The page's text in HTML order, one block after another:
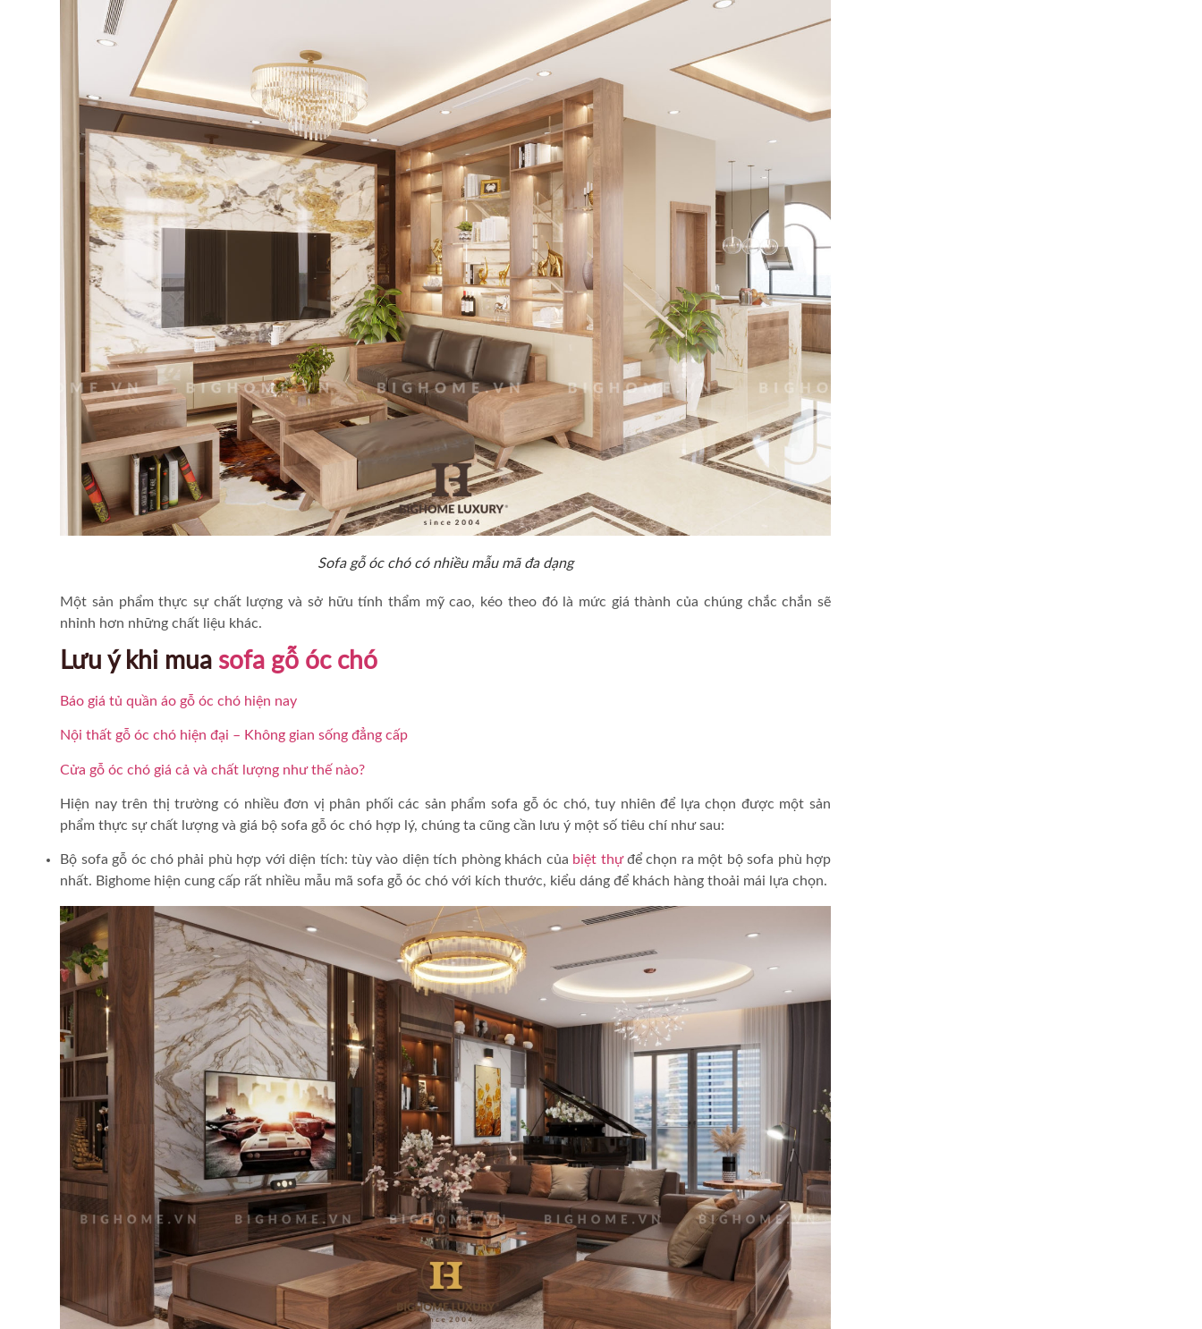
Sofa gỗ óc chó có nhiều mẫu mã đa dạng
Một sản phẩm thực sự chất lượng và sở hữu tính thẩm mỹ cao, kéo theo đó là mức giá thành của chúng chắc chắn sẽ
nhỉnh hơn những chất liệu khác.
Lưu ý khi mua sofa gỗ óc chó
Báo giá tủ quần áo gỗ óc chó hiện nay
Nội thất gỗ óc chó hiện đại – Không gian sống đẳng cấp
Cửa gỗ óc chó giá cả và chất lượng như thế nào?
Hiện nay trên thị trường có nhiều đơn vị phân phối các sản phẩm sofa gỗ óc chó, tuy nhiên để lựa chọn được một sản
phẩm thực sự chất lượng và giá bộ sofa gỗ óc chó hợp lý, chúng ta cũng cần lưu ý một số tiêu chí như sau:
Bộ sofa gỗ óc chó phải phù hợp với diện tích: tùy vào diện tích phòng khách của biệt thựđể chọn ra một bộ sofa phù hợp
nhất. Bighome hiện cung cấp rất nhiều mẫu mã sofa gỗ óc chó với kích thước, kiểu dáng để khách hàng thoải mái lựa chọn.